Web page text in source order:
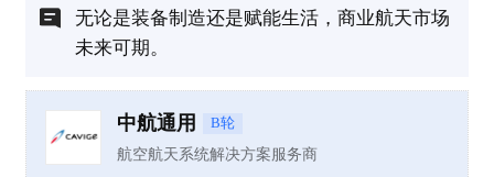
无论是装备制造还是赋能生活，商业航天市场
未来可期。
中航通用 B轮
航空航天系统解决方案服务商